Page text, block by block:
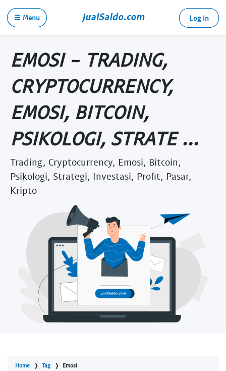
☰ Menu Log in
EMOSI - TRADING,
CRYPTOCURRENCY,
EMOSI, BITCOIN,
PSIKOLOGI, STRATE ...
Trading, Cryptocurrency, Emosi, Bitcoin,
Psikologi, Strategi, Investasi, Profit, Pasar,
Kripto
Home Tag Emosi